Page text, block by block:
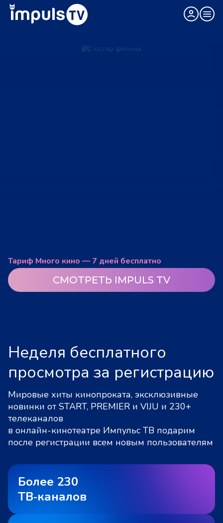
Тариф Много кино — 7 дней бесплатно
СМОТРЕТЬ IMPULS TV
Неделя бесплатного
просмотра за регистрацию
Мировые хиты кинопроката, эксклюзивные
новинки от START, PREMIER и VIJU и 230+
телеканалов
в онлайн-кинотеатре Импульс ТВ подарим
после регистрации всем новым пользователям
Более 230
ТВ‑каналов